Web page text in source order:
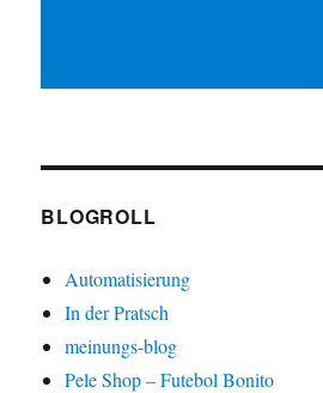
BLOGROLL
Automatisierung
In der Pratsch
meinungs-blog
Pele Shop – Futebol Bonito